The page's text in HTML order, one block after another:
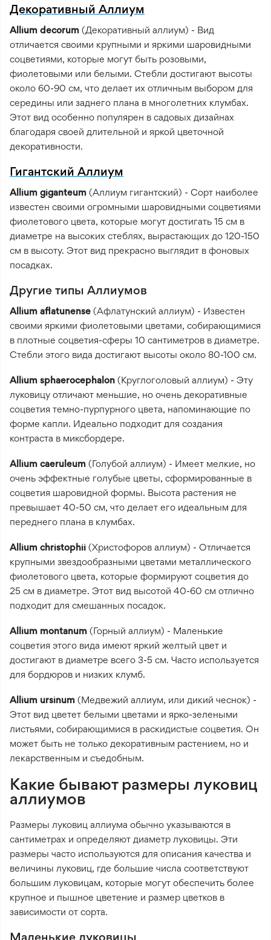
Декоративный Аллиум
Allium decorum (Декоративный аллиум) - Вид
отличается своими крупными и яркими шаровидными
соцветиями, которые могут быть розовыми,
фиолетовыми или белыми. Стебли достигают высоты
около 60-90 см, что делает их отличным выбором для
середины или заднего плана в многолетних клумбах.
Этот вид особенно популярен в садовых дизайнах
благодаря своей длительной и яркой цветочной
декоративности.
Гигантский Аллиум
Allium giganteum (Аллиум гигантский) - Сорт наиболее
известен своими огромными шаровидными соцветиями
фиолетового цвета, которые могут достигать 15 см в
диаметре на высоких стеблях, вырастающих до 120-150
см в высоту. Этот вид прекрасно выглядит в фоновых
посадках.
Другие типы Аллиумов
Allium aflatunense (Афлатунский аллиум) - Известен
своими яркими фиолетовыми цветами, собирающимися
в плотные соцветия-сферы 10 сантиметров в диаметре.
Стебли этого вида достигают высоты около 80-100 см.
Allium sphaerocephalon (Круглоголовый аллиум) - Эту
луковицу отличают меньшие, но очень декоративные
соцветия темно-пурпурного цвета, напоминающие по
форме капли. Идеально подходит для создания
контраста в миксбордере.
Allium caeruleum (Голубой аллиум) - Имеет мелкие, но
очень эффектные голубые цветы, сформированные в
соцветия шаровидной формы. Высота растения не
превышает 40-50 см, что делает его идеальным для
переднего плана в клумбах.
Allium christophii (Христофоров аллиум) - Отличается
крупными звездообразными цветами металлического
фиолетового цвета, которые формируют соцветия до
25 см в диаметре. Этот вид высотой 40-60 см отлично
подходит для смешанных посадок.
Allium montanum (Горный аллиум) - Маленькие
соцветия этого вида имеют яркий желтый цвет и
достигают в диаметре всего 3-5 см. Часто используется
для бордюров и низких клумб.
Allium ursinum (Медвежий аллиум, или дикий чеснок) -
Этот вид цветет белыми цветами и ярко-зелеными
листьями, собирающимися в раскидистые соцветия. Он
может быть не только декоративным растением, но и
лекарственным и съедобным.
Какие бывают размеры луковиц
аллиумов
Размеры луковиц аллиума обычно указываются в
сантиметрах и определяют диаметр луковицы. Эти
размеры часто используются для описания качества и
величины луковиц, где большие числа соответствуют
большим луковицам, которые могут обеспечить более
крупное и пышное цветение и размер цветков в
зависимости от сорта.
Маленькие луковицы